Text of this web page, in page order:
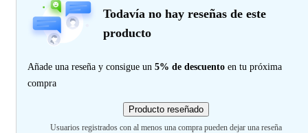
Todavía no hay reseñas de este
producto
Añade una reseña y consigue un 5% de descuento en tu próxima
compra
Producto reseñado
Usuarios registrados con al menos una compra pueden dejar una reseña